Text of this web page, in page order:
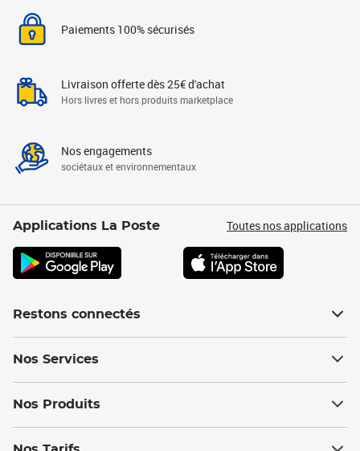
Paiements 100% sécurisés
Livraison offerte dès 25€ d'achat
Hors livres et hors produits marketplace
Nos engagements
sociétaux et environnementaux
Applications La Poste Toutes nos applications
Restons connectés
Nos Services
Nos Produits